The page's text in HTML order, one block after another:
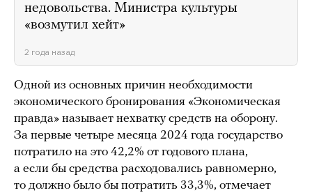
недовольства. Министра культуры
«возмутил хейт»
2 года назад
Одной из основных причин необходимости
экономического бронирования «Экономическая
правда» называет нехватку средств на оборону.
За первые четыре месяца 2024 года государство
потратило на это 42,2% от годового плана,
а если бы средства расходовались равномерно,
то должно было бы потратить 33,3%, отмечает